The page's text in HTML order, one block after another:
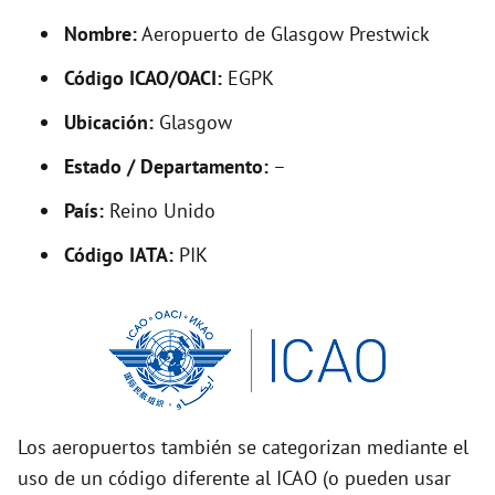
V
o
Nombre:Aeropuerto de Glasgow Prestwick
Código ICAO/OACI: EGPK
Ubicación: Glasgow
Estado / Departamento: –
País: Reino Unido
Código IATA: PIK
Los aeropuertos también se categorizan mediante el
uso de un código diferente al ICAO (o pueden usar